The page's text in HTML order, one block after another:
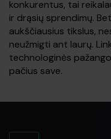
konkurentus, tai
ir drąsių sprendimų.
aukščiausius tikslus,
neužmigti ant laurų.
technologinės
pačius save.